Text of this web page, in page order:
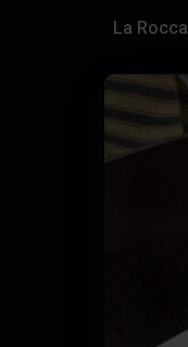
La Rocca